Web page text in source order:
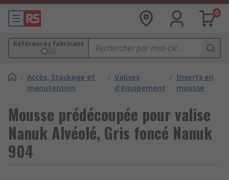
0
Références fabricant
/ Accès, Stockage et
manutention
/ Valises
d'équipement
/ Inserts en
mousse
Mousse prédécoupée pour valise
Nanuk Alvéolé, Gris foncé Nanuk
904